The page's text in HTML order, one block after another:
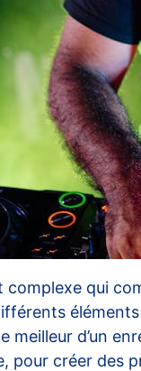
qui
meilleur d’un
pour créer des